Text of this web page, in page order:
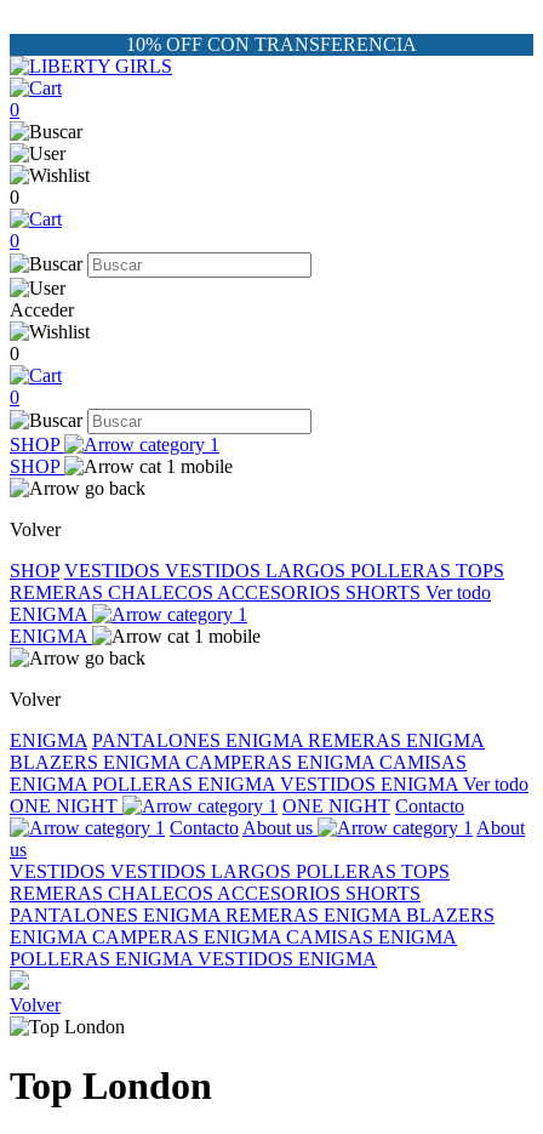
10% OFF CON TRANSFERENCIA
0
0
0
Acceder
0
0
SHOP
SHOP
Volver
SHOP VESTIDOS VESTIDOS LARGOS POLLERAS TOPS
REMERAS CHALECOS ACCESORIOS SHORTS Ver todo
ENIGMA
ENIGMA
Volver
ENIGMA PANTALONES ENIGMA REMERAS ENIGMA
BLAZERS ENIGMA CAMPERAS ENIGMA CAMISAS
ENIGMA POLLERAS ENIGMA VESTIDOS ENIGMA Ver todo
ONE NIGHT
ONE NIGHT Contacto
Contacto About us
About
us
VESTIDOS VESTIDOS LARGOS POLLERAS TOPS
REMERAS CHALECOS ACCESORIOS SHORTS
PANTALONES ENIGMA REMERAS ENIGMA BLAZERS
ENIGMA CAMPERAS ENIGMA CAMISAS ENIGMA
POLLERAS ENIGMA VESTIDOS ENIGMA
Volver
Top London